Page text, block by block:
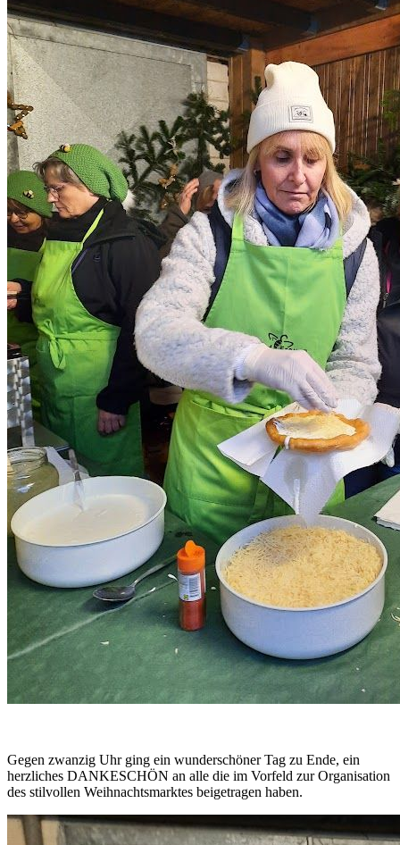
Gegen zwanzig Uhr ging ein wunderschöner Tag zu Ende, ein
herzliches DANKESCHÖN an alle die im Vorfeld zur Organisation
des stilvollen Weihnachtsmarktes beigetragen haben.